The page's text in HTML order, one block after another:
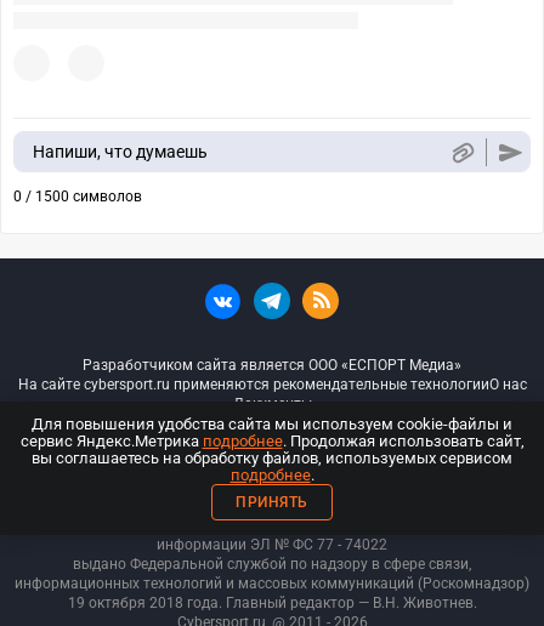
Напиши, что думаешь
0 / 1500 символов
Разработчиком сайта является ООО «ЕСПОРТ Медиа»
На сайте cybersport.ru применяются рекомендательные технологииО нас
Документы
© ООО «Киберспорт.ру» — Все права защищены
18+
ООО «Киберспорт.ру». Свидетельство о регистрации средств массовой
информации ЭЛ № ФС 77 - 74022
выдано Федеральной службой по надзору в сфере связи,
информационных технологий и массовых коммуникаций (Роскомнадзор)
19 октября 2018 года. Главный редактор — В.Н. Животнев.
Cybersport.ru @ 2011 - 2026
Для повышения удобства сайта мы используем cookie-файлы и
сервис Яндекс.Метрика подробнее. Продолжая использовать сайт,
вы соглашаетесь на обработку файлов, используемых сервисом
подробнее.
ПРИНЯТЬ